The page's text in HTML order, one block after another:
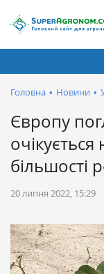
Головна • Новини •
Європу
більшості
20 липня 2022, 15:29